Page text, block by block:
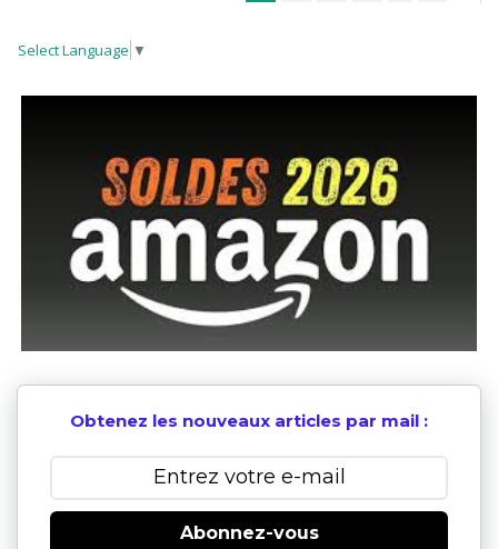
Select Language ▼
Obtenez les nouveaux articles par mail :
Abonnez-vous